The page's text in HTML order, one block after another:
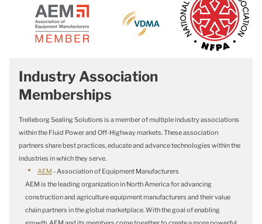
Industry Association
Memberships
Trelleborg Sealing Solutions is a member of multiple industry associations
within the Fluid Power and Off-Highway markets. These association
partners share best practices, educate and advance technologies within the
industries in which they serve.
AEM - Association of Equipment Manufacturers
AEM is the leading organization in North America for advancing
construction and agriculture equipment manufacturers and their value
chain partners in the global marketplace. With the goal of enabling